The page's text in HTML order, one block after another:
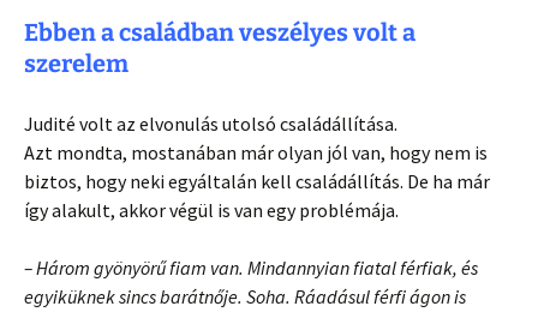
Ebben a családban veszélyes volt a
szerelem
Judité volt az elvonulás utolsó családállítása.
Azt mondta, mostanában már olyan jól van, hogy nem is
biztos, hogy neki egyáltalán kell családállítás. De ha már
így alakult, akkor végül is van egy problémája.
– Három gyönyörű fiam van. Mindannyian fiatal férfiak, és
egyiküknek sincs barátnője. Soha. Ráadásul férfi ágon is